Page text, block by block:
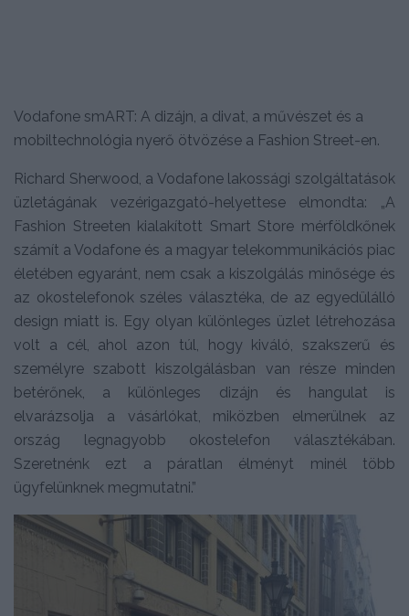
Vodafone smART: A dizájn, a divat, a művészet és a
mobiltechnológia nyerő ötvözése a Fashion Street-en.
Richard Sherwood, a Vodafone lakossági szolgáltatások
üzletágának vezérigazgató-helyettese elmondta: „A
Fashion Streeten kialakított Smart Store mérföldkőnek
számít a Vodafone és a magyar telekommunikációs piac
életében egyaránt, nem csak a kiszolgálás minősége és
az okostelefonok széles választéka, de az egyedülálló
design miatt is. Egy olyan különleges üzlet létrehozása
volt a cél, ahol azon túl, hogy kiváló, szakszerű és
személyre szabott kiszolgálásban van része minden
betérőnek, a különleges dizájn és hangulat is
elvarázsolja a vásárlókat, miközben elmerülnek az
ország legnagyobb okostelefon választékában.
Szeretnénk ezt a páratlan élményt minél több
ügyfelünknek megmutatni.”